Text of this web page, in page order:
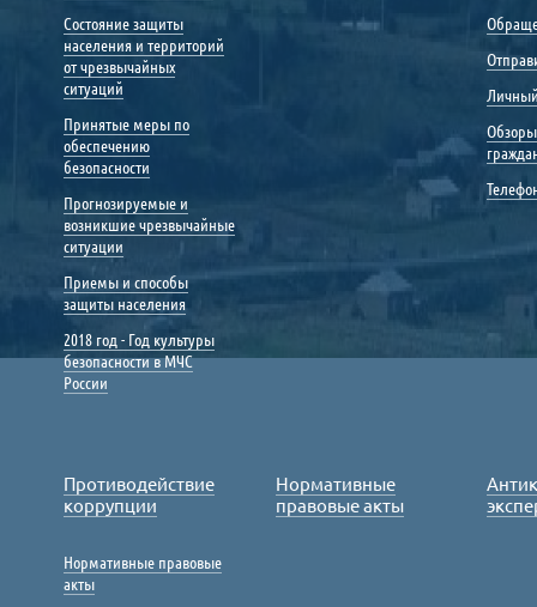
Состояние защиты
населения и территорий
от чрезвычайных
ситуаций
Принятые меры по
обеспечению
безопасности
Прогнозируемые и
возникшие чрезвычайные
ситуации
Приемы и способы
защиты населения
2018 год - Год культуры
безопасности в МЧС
России
Противодействие
коррупции
Нормативные правовые
акты
Нормативные
правовые акты